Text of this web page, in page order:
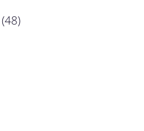
(48)